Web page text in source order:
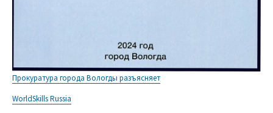
Прокуратура города Вологды разъясняет
WorldSkills Russia